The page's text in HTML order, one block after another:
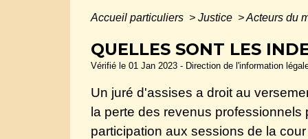
Accueil particuliers > Justice >Acteurs du
QUELLES SONT LES
Vérifié le 01 Jan 2023 - Direction de l'information
Un juré d'assises a droit au
la perte des revenus
participation aux sessions de la